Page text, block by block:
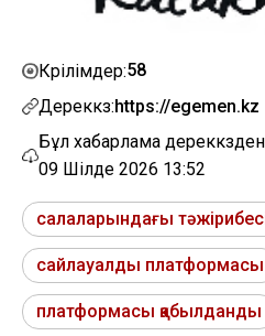
Көрілімдер:58
Дереккөз:https://egemen.kz
Бұл хабарлама
09 Шілде 2026 13:52
салаларындағы
сайлауалды платформасы
платформасы қабылданды